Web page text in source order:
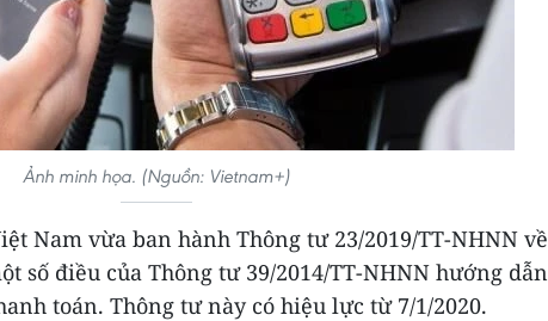
Ảnh minh họa. (Nguồn: Vietnam+)
Nam vừa ban hành Thông tư 23/2019/TT-NHNN về
số điều của Thông tư 39/2014/TT-NHNN hướng dẫn
toán. Thông tư này có hiệu lực từ 7/1/2020.